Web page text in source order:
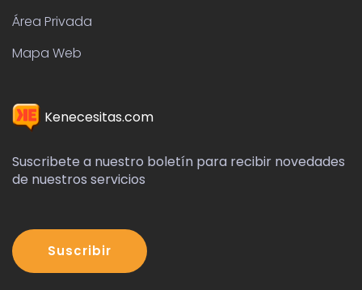
Área Privada
Mapa Web
Kenecesitas.com
Suscribete a nuestro boletín para recibir novedades
de nuestros servicios
Suscribir